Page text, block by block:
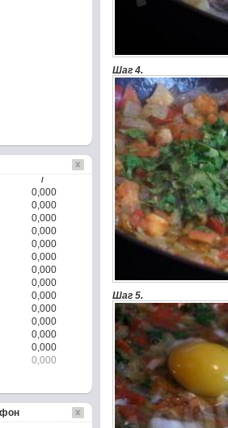
Шаг 4.
Шаг 5.
/
0,000
0,000
0,000
0,000
0,000
0,000
0,000
0,000
0,000
0,000
0,000
0,000
0,000
0,000